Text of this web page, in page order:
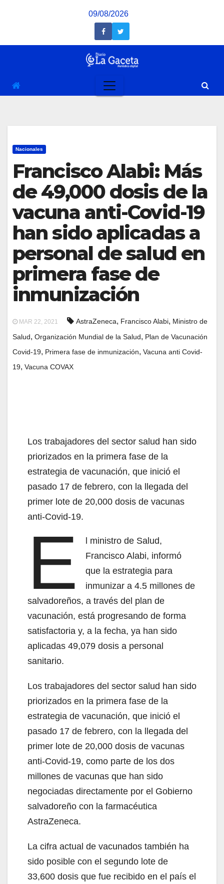
09/08/2026
Nacionales
Francisco Alabi: Más
de 49,000 dosis de la
vacuna anti-Covid-19
han sido aplicadas a
personal de salud en
primera fase de
inmunización
MAR 22, 2021 AstraZeneca, Francisco Alabi, Ministro de
Salud, Organización Mundial de la Salud, Plan de Vacunación
Covid-19, Primera fase de inmunización, Vacuna anti Covid-
19, Vacuna COVAX
Los trabajadores del sector salud han sido
priorizados en la primera fase de la
estrategia de vacunación, que inició el
pasado 17 de febrero, con la llegada del
primer lote de 20,000 dosis de vacunas
anti-Covid-19.
E
l ministro de Salud,
Francisco Alabi, informó
que la estrategia para
inmunizar a 4.5 millones de
salvadoreños, a través del plan de
vacunación, está progresando de forma
satisfactoria y, a la fecha, ya han sido
aplicadas 49,079 dosis a personal
sanitario.
Los trabajadores del sector salud han sido
priorizados en la primera fase de la
estrategia de vacunación, que inició el
pasado 17 de febrero, con la llegada del
primer lote de 20,000 dosis de vacunas
anti-Covid-19, como parte de los dos
millones de vacunas que han sido
negociadas directamente por el Gobierno
salvadoreño con la farmacéutica
AstraZeneca.
La cifra actual de vacunados también ha
sido posible con el segundo lote de
33,600 dosis que fue recibido en el país el